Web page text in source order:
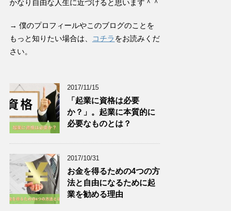
かなり自由な人生に近づけると思います＾＾
→ 僕のプロフィールやこのブログのことを
もっと知りたい場合は、
コチラ をお読みくだ
さい。
2017/11/15
「起業に資格は必要
か？」。起業に本質的に
必要なものとは？
2017/10/31
お金を得るための4つの方
法と自由になるために起
業を勧める理由